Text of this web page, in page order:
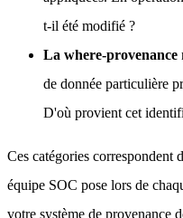
t-il été modifié ?
La where-provenance
de donnée particulière
D'où provient cet
Ces catégories correspondent
équipe SOC pose lors de
votre système de provenance